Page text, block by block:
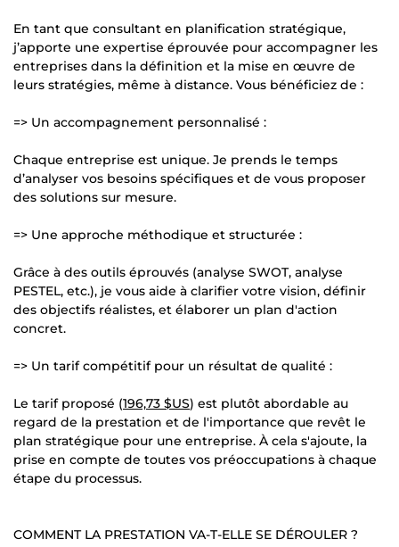
En tant que consultant en planification stratégique,
j’apporte une expertise éprouvée pour accompagner les
entreprises dans la définition et la mise en œuvre de
leurs stratégies, même à distance. Vous bénéficiez de :
=> Un accompagnement personnalisé :
Chaque entreprise est unique. Je prends le temps
d’analyser vos besoins spécifiques et de vous proposer
des solutions sur mesure.
=> Une approche méthodique et structurée :
Grâce à des outils éprouvés (analyse SWOT, analyse
PESTEL, etc.), je vous aide à clarifier votre vision, définir
des objectifs réalistes, et élaborer un plan d'action
concret.
=> Un tarif compétitif pour un résultat de qualité :
Le tarif proposé (196,73 $US) est plutôt abordable au
regard de la prestation et de l'importance que revêt le
plan stratégique pour une entreprise. À cela s'ajoute, la
prise en compte de toutes vos préoccupations à chaque
étape du processus.
COMMENT LA PRESTATION VA-T-ELLE SE DÉROULER ?